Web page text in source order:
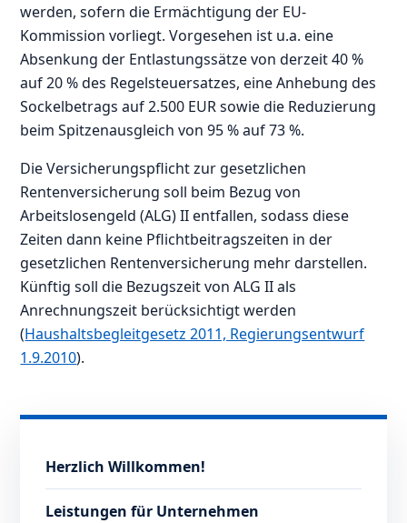
werden, sofern die Ermächtigung der EU-
Kommission vorliegt. Vorgesehen ist u.a. eine
Absenkung der Entlastungssätze von derzeit 40 %
auf 20 % des Regelsteuersatzes, eine Anhebung des
Sockelbetrags auf 2.500 EUR sowie die Reduzierung
beim Spitzenausgleich von 95 % auf 73 %.
Die Versicherungspflicht zur gesetzlichen
Rentenversicherung soll beim Bezug von
Arbeitslosengeld (ALG) II entfallen, sodass diese
Zeiten dann keine Pflichtbeitragszeiten in der
gesetzlichen Rentenversicherung mehr darstellen.
Künftig soll die Bezugszeit von ALG II als
Anrechnungszeit berücksichtigt werden
(Haushaltsbegleitgesetz 2011, Regierungsentwurf
1.9.2010).
Herzlich Willkommen!
Leistungen für Unternehmen